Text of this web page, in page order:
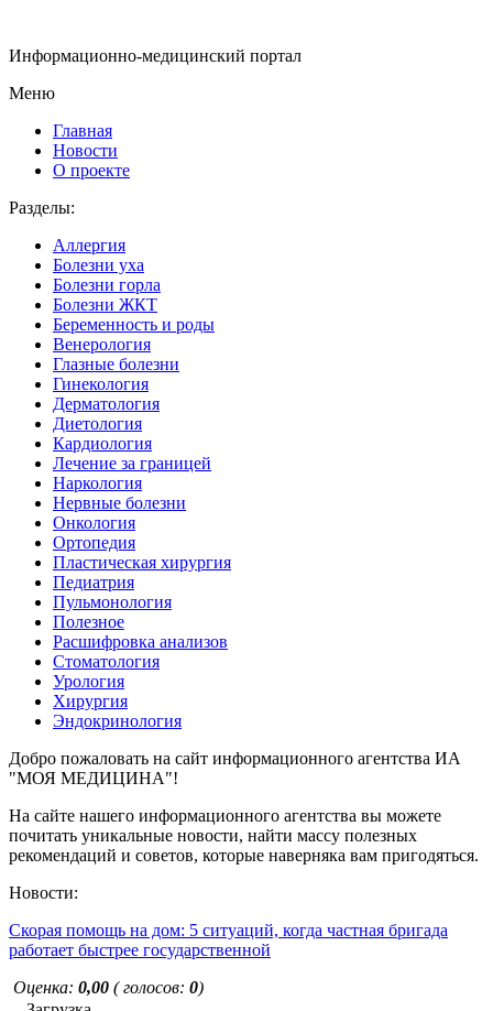
Информационно-медицинский портал
Меню
Главная
Новости
О проекте
Разделы:
Аллергия
Болезни уха
Болезни горла
Болезни ЖКТ
Беременность и роды
Венерология
Глазные болезни
Гинекология
Дерматология
Диетология
Кардиология
Лечение за границей
Наркология
Нервные болезни
Онкология
Ортопедия
Пластическая хирургия
Педиатрия
Пульмонология
Полезное
Расшифровка анализов
Стоматология
Урология
Хирургия
Эндокринология
Добро пожаловать на сайт информационного агентства ИА
"МОЯ МЕДИЦИНА"!
На сайте нашего информационного агентства вы можете
почитать уникальные новости, найти массу полезных
рекомендаций и советов, которые наверняка вам пригодяться.
Новости:
Скорая помощь на дом: 5 ситуаций, когда частная бригада
работает быстрее государственной
Оценка: 0,00 ( голосов: 0)